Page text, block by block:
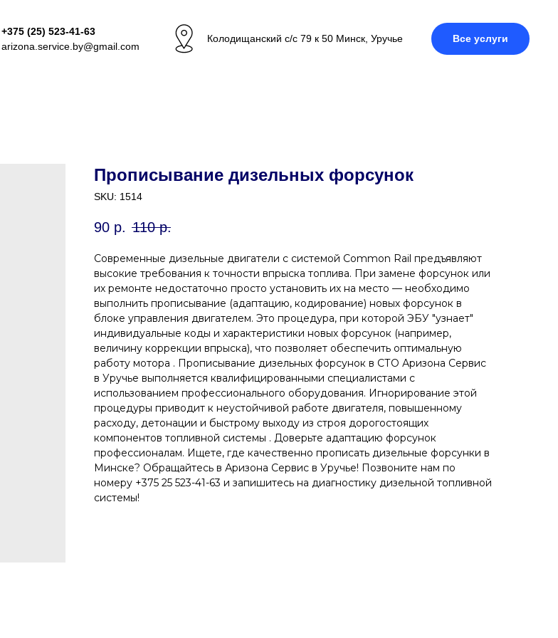
+375 (25) 523-41-63
arizona.service.by@gmail.com
Колодищанский с/с 79 к 50 Минск, Уручье Все услуги
Прописывание дизельных форсунок
SKU: 1514
90 р. 110 р.
Современные дизельные двигатели с системой Common Rail предъявляют
высокие требования к точности впрыска топлива. При замене форсунок или
их ремонте недостаточно просто установить их на место — необходимо
выполнить прописывание (адаптацию, кодирование) новых форсунок в
блоке управления двигателем. Это процедура, при которой ЭБУ "узнает"
индивидуальные коды и характеристики новых форсунок (например,
величину коррекции впрыска), что позволяет обеспечить оптимальную
работу мотора . Прописывание дизельных форсунок в СТО Аризона Сервис
в Уручье выполняется квалифицированными специалистами с
использованием профессионального оборудования. Игнорирование этой
процедуры приводит к неустойчивой работе двигателя, повышенному
расходу, детонации и быстрому выходу из строя дорогостоящих
компонентов топливной системы . Доверьте адаптацию форсунок
профессионалам. Ищете, где качественно прописать дизельные форсунки в
Минске? Обращайтесь в Аризона Сервис в Уручье! Позвоните нам по
номеру +375 25 523-41-63 и запишитесь на диагностику дизельной топливной
системы!